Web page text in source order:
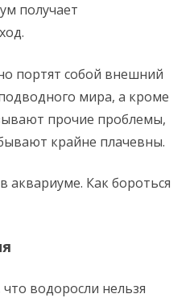
получает
портят собой внешний
мира, а кроме
прочие проблемы,
крайне плачевны.
водоросли нельзя